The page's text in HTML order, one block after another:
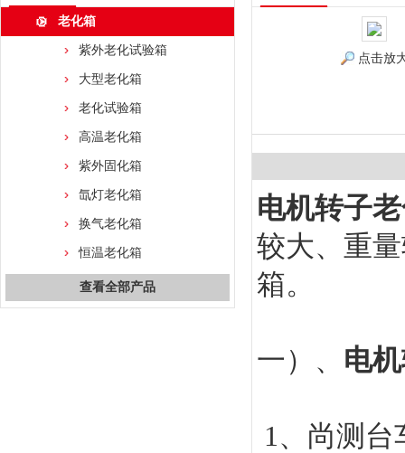
老化箱
紫外老化试验箱
大型老化箱
老化试验箱
高温老化箱
紫外固化箱
氙灯老化箱
换气老化箱
恒温老化箱
查看全部产品
点击放
电机转子
较大、重
箱。
一）、 电
1 、尚测台